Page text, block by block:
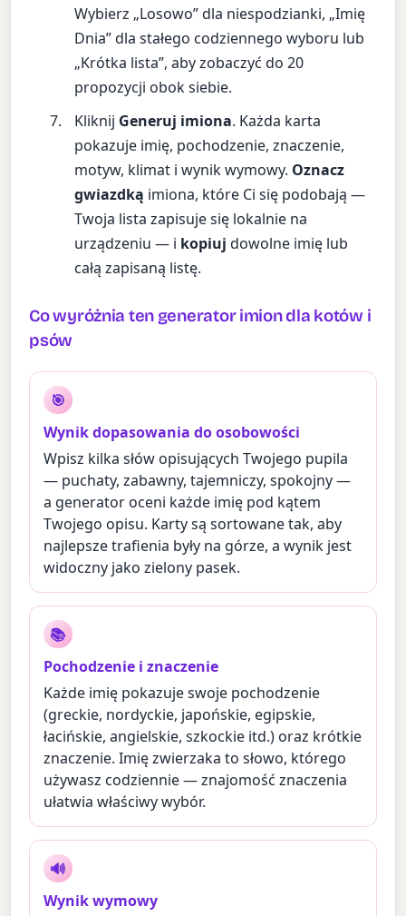
Wybierz „Losowo” dla niespodzianki, „Imię
Dnia” dla stałego codziennego wyboru lub
„Krótka lista”, aby zobaczyć do 20
propozycji obok siebie.
Kliknij Generuj imiona. Każda karta
pokazuje imię, pochodzenie, znaczenie,
motyw, klimat i wynik wymowy. Oznacz
gwiazdką imiona, które Ci się podobają —
Twoja lista zapisuje się lokalnie na
urządzeniu — i kopiuj dowolne imię lub
całą zapisaną listę.
Co wyróżnia ten generator imion dla kotów i
psów
🎯
Wynik dopasowania do osobowości
Wpisz kilka słów opisujących Twojego pupila
— puchaty, zabawny, tajemniczy, spokojny —
a generator oceni każde imię pod kątem
Twojego opisu. Karty są sortowane tak, aby
najlepsze trafienia były na górze, a wynik jest
widoczny jako zielony pasek.
📚
Pochodzenie i znaczenie
Każde imię pokazuje swoje pochodzenie
(greckie, nordyckie, japońskie, egipskie,
łacińskie, angielskie, szkockie itd.) oraz krótkie
znaczenie. Imię zwierzaka to słowo, którego
używasz codziennie — znajomość znaczenia
ułatwia właściwy wybór.
🔊
Wynik wymowy